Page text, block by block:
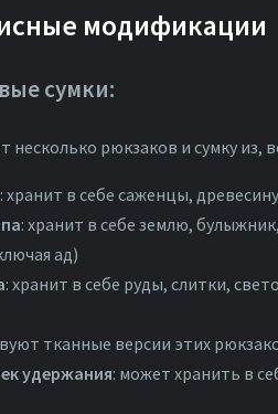
модификации
сумки:
несколько рюкзаков и сумку
: хранит в себе саженцы,
: хранит в себе землю,
ад)
: хранит в себе руды, слитки,
тканные версии этих
удержания: может хранить в